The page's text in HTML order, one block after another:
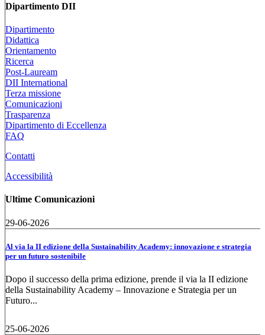
Dipartimento DII
Dipartimento
Didattica
Orientamento
Ricerca
Post-Lauream
DII International
Terza missione
Comunicazioni
Trasparenza
Dipartimento di Eccellenza
FAQ
Contatti
Accessibilità
Ultime Comunicazioni
29-06-2026
Al via la II edizione della Sustainability Academy: innovazione e strategia
per un futuro sostenibile
Dopo il successo della prima edizione, prende il via la II edizione
della Sustainability Academy – Innovazione e Strategia per un
Futuro...
25-06-2026